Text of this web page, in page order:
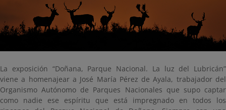
La exposición “Doñana, Parque Nacional. La luz del Lubricán”
viene a homenajear a José María Pérez de Ayala, trabajador del
Organismo Autónomo de Parques Nacionales que supo captar
como nadie ese espíritu que está impregnado en todos los